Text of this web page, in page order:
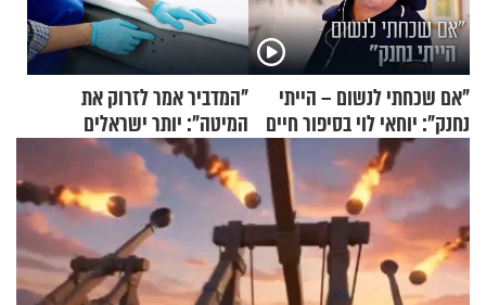
"אם שכחתי לנשום – הייתי
נחנק": יוחאי לוי בסיפור חיים
מעורר השראה
"המדביר אמר לזרוק את
המיטה": יותר ישראלים
מדווחים על מכת פשפשי
המיטה